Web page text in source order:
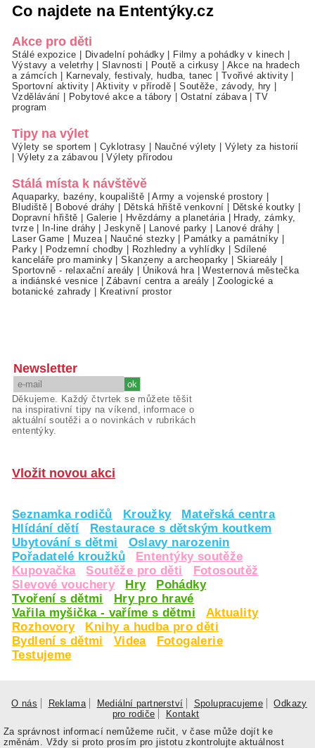
Co najdete na Ententýky.cz
Akce pro děti
Stálé expozice Divadelní pohádky Filmy a pohádky v kinech
Výstavy a veletrhy|Slavnosti Poutě a cirkusy
Akce na hradech
a zámcích
Karnevaly, festivaly, hudba, tanec Tvořivé aktivity
Sportovní aktivity|Aktivity v přírodě |Soutěže, závody, hry
Vzdělávání
Pobytové akce a tábory Ostatní zábava |TV
program
Tipy na výlet
Výlety se sportem Cyklotrasy Naučné výlety
Výlety za historií
Výlety za zábavou |Výlety přírodou
Stálá místa k návštěvě
Aquaparky, bazény, koupaliště |Army a vojenské prostory
Bludiště
Bobové dráhy Dětská hřiště venkovní Dětské koutky
Dopravní hřiště
Galerie Hvězdárny a planetária
Hrady, zámky,
tvrze| In-line dráhy |Jeskyně| Lanové parky Lanové dráhy
Laser Game
Muzea| Naučné stezky Památky a památníky
Parky| Podzemní chodby Rozhledny a vyhlídky
Sdílené
kanceláře pro maminky |Skanzeny a archeoparky Skiareály
Sportovně - relaxační areály
Úniková hra |Westernová městečka
a indiánské vesnice |Zábavní centra a areály |Zoologické a
botanické zahrady
Kreativní prostor
Newsletter
Děkujeme. Každý čtvrtek se můžete těšit
na inspirativní tipy na víkend, informace o
aktuální soutěži a o novinkách v rubrikách
ententýky.
Vložit novou akci
Seznamka rodičů Kroužky
Mateřská centra
Hlídání dětí
Restaurace s dětským koutkem
Ubytování s dětmi
Oslavy narozenin
Pořadatelé kroužků
Ententýky soutěže
Kupovačka
Soutěže pro děti
Fotosoutěž
Slevové vouchery
Hry
Pohádky
Tvoření s dětmi
Hry pro hravé
Vařila myšička - vaříme s dětmi
Aktuality
Rozhovory
Knihy a hudba pro děti
Bydlení s dětmi
Videa
Fotogalerie
Testujeme
O nás Reklama Mediální partnerství Spolupracujeme
Odkazy
pro rodiče
Kontakt
Za správnost informací nemůžeme ručit, v čase může dojít ke
změnám. Vždy si proto prosím pro jistotu zkontrolujte aktuálnost